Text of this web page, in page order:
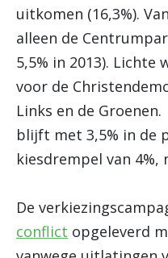
uitkomen (16,3%).
alleen de
5,5% in 2013).
voor de
Links en de Groenen.
blijft met 3,5% in de
kiesdrempel van 4%,
De
conflict opgeleverd